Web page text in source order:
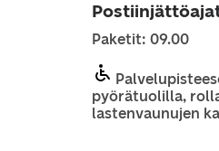
Paketit: 09.00
pyörätuolilla,
lastenvaunujen